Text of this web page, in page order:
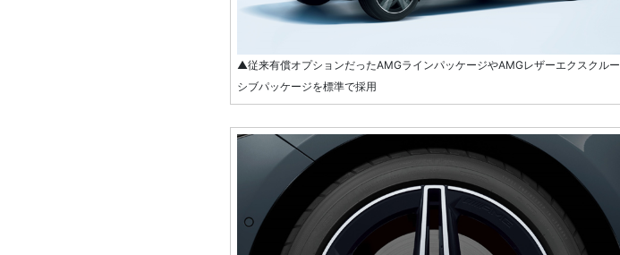
▲従来有償オプションだったAMGラインパッケージやAMGレザーエクスクルー
シブパッケージを標準で採用